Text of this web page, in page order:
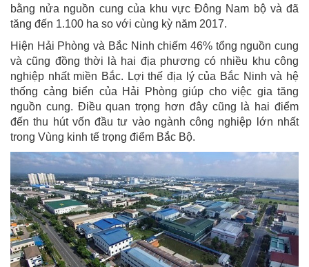
bằng nửa nguồn cung của khu vực Đông Nam bộ và đã
tăng đến 1.100 ha so với cùng kỳ năm 2017.
Hiện Hải Phòng và Bắc Ninh chiếm 46% tổng nguồn cung
và cũng đồng thời là hai địa phương có nhiều khu công
nghiệp nhất miền Bắc. Lợi thế địa lý của Bắc Ninh và hệ
thống cảng biển của Hải Phòng giúp cho việc gia tăng
nguồn cung. Điều quan trọng hơn đây cũng là hai điểm
đến thu hút vốn đầu tư vào ngành công nghiệp lớn nhất
trong Vùng kinh tế trọng điểm Bắc Bộ.